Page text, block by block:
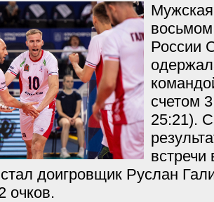
России
счетом
25:21).
встречи
доигровщик Руслан
очков.